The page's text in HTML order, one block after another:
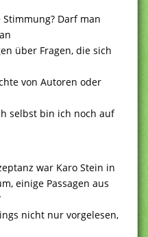
Darf man
über Fragen, die sich
von Autoren oder
selbst bin ich noch auf
war Karo Stein in
einige Passagen aus
nicht nur vorgelesen,